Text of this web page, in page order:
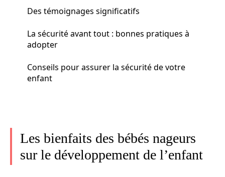
Des témoignages significatifs
La sécurité avant tout : bonnes pratiques à
adopter
Conseils pour assurer la sécurité de votre
enfant
Les bienfaits des bébés nageurs
sur le développement de l’enfant